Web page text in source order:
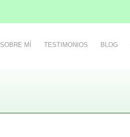
SOBRE MÍ TESTIMONIOS BLOG